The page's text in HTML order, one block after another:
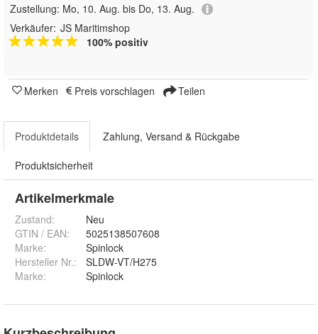
Zustellung: Mo, 10. Aug. bis Do, 13. Aug.
Verkäufer: JS Maritimshop
100% positiv
Merken Preis vorschlagen Teilen
Produktdetails Zahlung, Versand & Rückgabe
Produktsicherheit
Artikelmerkmale
Zustand:
Neu
GTIN / EAN:
5025138507608
Marke:
Spinlock
Hersteller Nr.:
SLDW-VT/H275
Marke: Spinlock